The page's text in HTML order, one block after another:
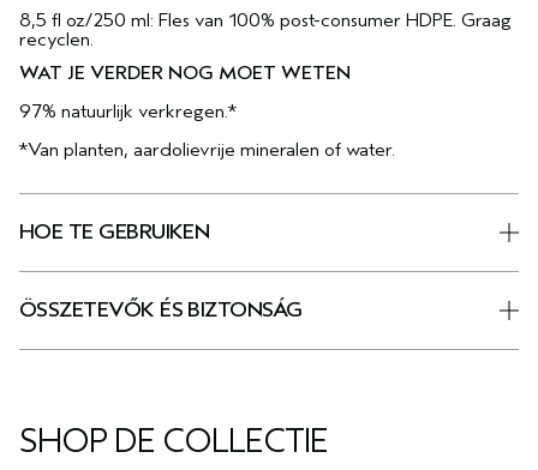
8,5 fl oz/250 ml: Fles van 100% post-consumer HDPE. Graag
recyclen.
WAT JE VERDER NOG MOET WETEN
97% natuurlijk verkregen.*
*Van planten, aardolievrije mineralen of water.
HOE TE GEBRUIKEN
ÖSSZETEVŐK ÉS BIZTONSÁG
SHOP DE COLLECTIE